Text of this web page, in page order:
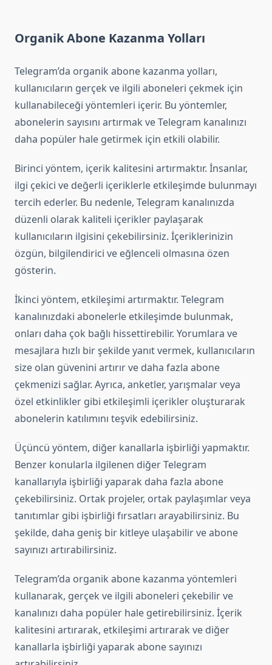
Organik Abone Kazanma Yolları
Telegram’da organik abone kazanma yolları,
kullanıcıların gerçek ve ilgili aboneleri çekmek için
kullanabileceği yöntemleri içerir. Bu yöntemler,
abonelerin sayısını artırmak ve Telegram kanalınızı
daha popüler hale getirmek için etkili olabilir.
Birinci yöntem, içerik kalitesini artırmaktır. İnsanlar,
ilgi çekici ve değerli içeriklerle etkileşimde bulunmayı
tercih ederler. Bu nedenle, Telegram kanalınızda
düzenli olarak kaliteli içerikler paylaşarak
kullanıcıların ilgisini çekebilirsiniz. İçeriklerinizin
özgün, bilgilendirici ve eğlenceli olmasına özen
gösterin.
İkinci yöntem, etkileşimi artırmaktır. Telegram
kanalınızdaki abonelerle etkileşimde bulunmak,
onları daha çok bağlı hissettirebilir. Yorumlara ve
mesajlara hızlı bir şekilde yanıt vermek, kullanıcıların
size olan güvenini artırır ve daha fazla abone
çekmenizi sağlar. Ayrıca, anketler, yarışmalar veya
özel etkinlikler gibi etkileşimli içerikler oluşturarak
abonelerin katılımını teşvik edebilirsiniz.
Üçüncü yöntem, diğer kanallarla işbirliği yapmaktır.
Benzer konularla ilgilenen diğer Telegram
kanallarıyla işbirliği yaparak daha fazla abone
çekebilirsiniz. Ortak projeler, ortak paylaşımlar veya
tanıtımlar gibi işbirliği fırsatları arayabilirsiniz. Bu
şekilde, daha geniş bir kitleye ulaşabilir ve abone
sayınızı artırabilirsiniz.
Telegram’da organik abone kazanma yöntemleri
kullanarak, gerçek ve ilgili aboneleri çekebilir ve
kanalınızı daha popüler hale getirebilirsiniz. İçerik
kalitesini artırarak, etkileşimi artırarak ve diğer
kanallarla işbirliği yaparak abone sayınızı